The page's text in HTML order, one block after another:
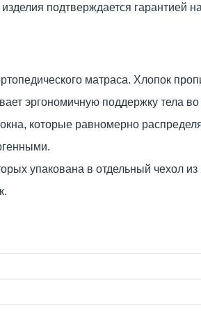
подтверждается гарантией
матраса. Хлопок
эргономичную поддержку тела
которые равномерно
упакована в отдельный чехол